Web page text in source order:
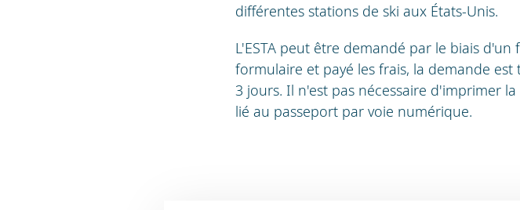
différentes stations de ski aux États-Unis.
L'ESTA peut être demandé par le biais
formulaire et payé les frais, la demande est
3 jours. Il n'est pas nécessaire d'imprimer
lié au passeport par voie numérique.